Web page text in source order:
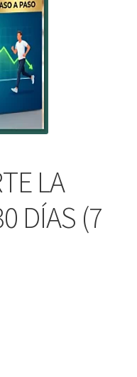
LA
DÍAS (7